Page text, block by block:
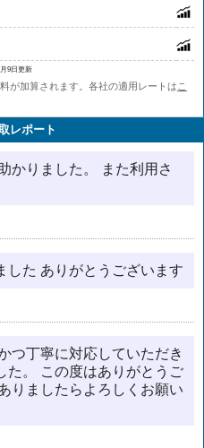
9日更新
が加算されます。各社の適用レートは こ
レポート
かりました。 また利用さ
した ありがとうございます
つ丁寧に対応していただき
た。 この度はありがとうご
りましたらよろしくお願い